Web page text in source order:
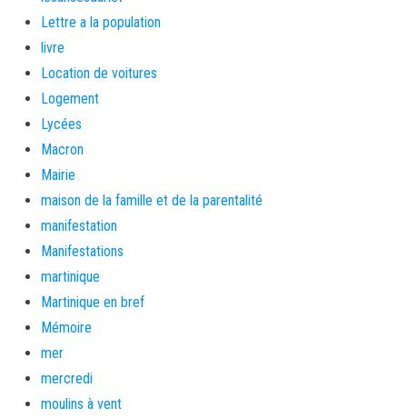
Lettre a la population
livre
Location de voitures
Logement
Lycées
Macron
Mairie
maison de la famille et de la parentalité
manifestation
Manifestations
martinique
Martinique en bref
Mémoire
mer
mercredi
moulins à vent